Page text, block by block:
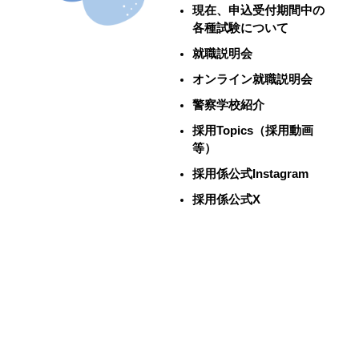
現在、申込受付期間中の
各種試験について
就職説明会
オンライン就職説明会
警察学校紹介
採用Topics（採用動画
等）
採用係公式Instagram
採用係公式X